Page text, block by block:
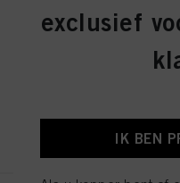
Brown
ID-nr.
exclusief
IK BEN